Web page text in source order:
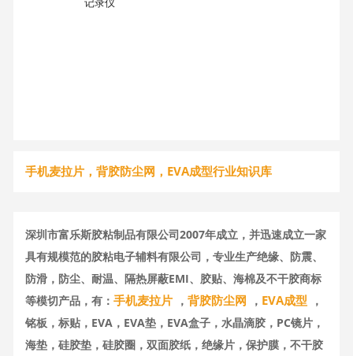
记录仪
手机麦拉片，背胶防尘网，EVA成型行业知识库
深圳市富乐斯胶粘制品有限公司2007年成立，并迅速成立一家
具有规模范的胶粘电子辅料有限公司，专业生产绝缘、防震、
防滑，防尘、耐温、隔热屏蔽EMI、胶贴、海棉及不干胶商标
等模切产品，有：手机麦拉片 ，背胶防尘网 ， EVA成型
，
铭板，标贴，EVA，EVA垫，EVA盒子，水晶滴胶，PC镜片，
海垫，硅胶垫，硅胶圈，双面胶纸，绝缘片，保护膜，不干胶